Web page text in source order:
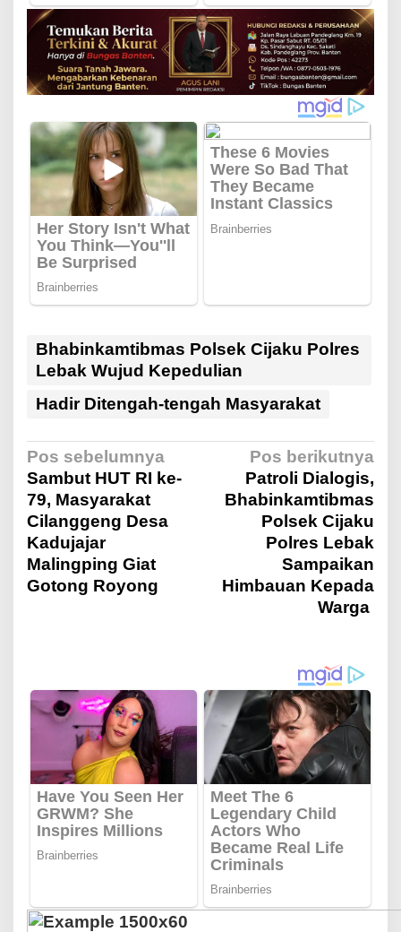
Bhabinkamtibmas Polsek Cijaku Polres
Lebak Wujud Kepedulian
Hadir Ditengah-tengah Masyarakat
N
a
v
a
s
i
p
o
Pos sebelumnya
Sambut HUT RI ke-
79, Masyarakat
Cilanggeng Desa
Kadujajar
Malingping Giat
Gotong Royong
Pos berikutnya
Patroli Dialogis,
Bhabinkamtibmas
Polsek Cijaku
Polres Lebak
Sampaikan
Himbauan Kepada
Warga